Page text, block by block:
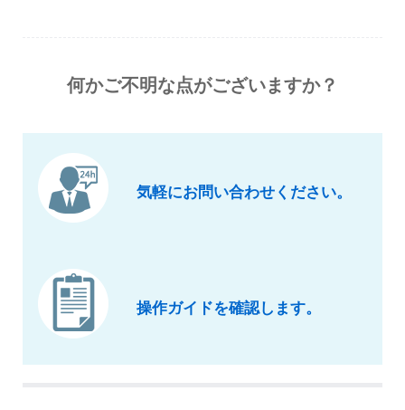
何かご不明な点がございますか？
気軽にお問い合わせください。
操作ガイドを確認します。